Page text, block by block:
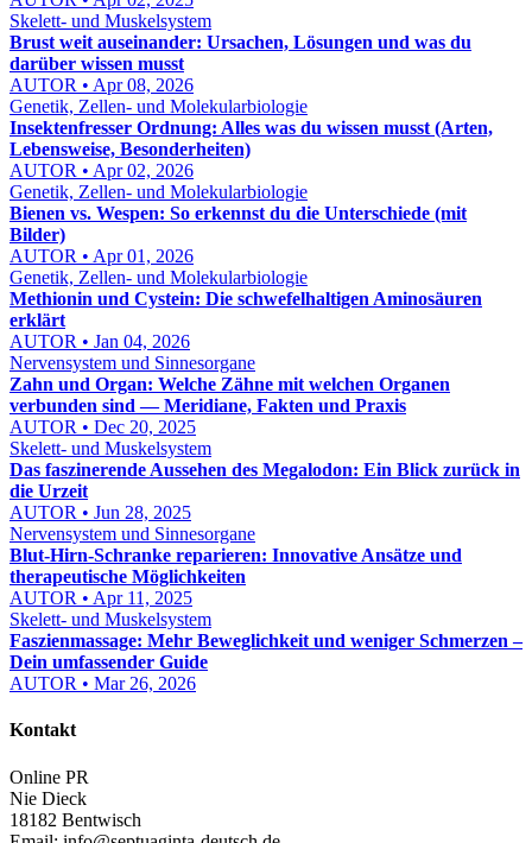
Skelett- und Muskelsystem
Brust weit auseinander: Ursachen, Lösungen und was du
darüber wissen musst
AUTOR • Apr 08, 2026
Genetik, Zellen- und Molekularbiologie
Insektenfresser Ordnung: Alles was du wissen musst (Arten,
Lebensweise, Besonderheiten)
AUTOR • Apr 02, 2026
Genetik, Zellen- und Molekularbiologie
Bienen vs. Wespen: So erkennst du die Unterschiede (mit
Bilder)
AUTOR • Apr 01, 2026
Genetik, Zellen- und Molekularbiologie
Methionin und Cystein: Die schwefelhaltigen Aminosäuren
erklärt
AUTOR • Jan 04, 2026
Nervensystem und Sinnesorgane
Zahn und Organ: Welche Zähne mit welchen Organen
verbunden sind — Meridiane, Fakten und Praxis
AUTOR • Dec 20, 2025
Skelett- und Muskelsystem
Das faszinerende Aussehen des Megalodon: Ein Blick zurück in
die Urzeit
AUTOR • Jun 28, 2025
Nervensystem und Sinnesorgane
Blut-Hirn-Schranke reparieren: Innovative Ansätze und
therapeutische Möglichkeiten
AUTOR • Apr 11, 2025
Skelett- und Muskelsystem
Faszienmassage: Mehr Beweglichkeit und weniger Schmerzen –
Dein umfassender Guide
AUTOR • Mar 26, 2026
Kontakt
Online PR
Nie Dieck
18182 Bentwisch